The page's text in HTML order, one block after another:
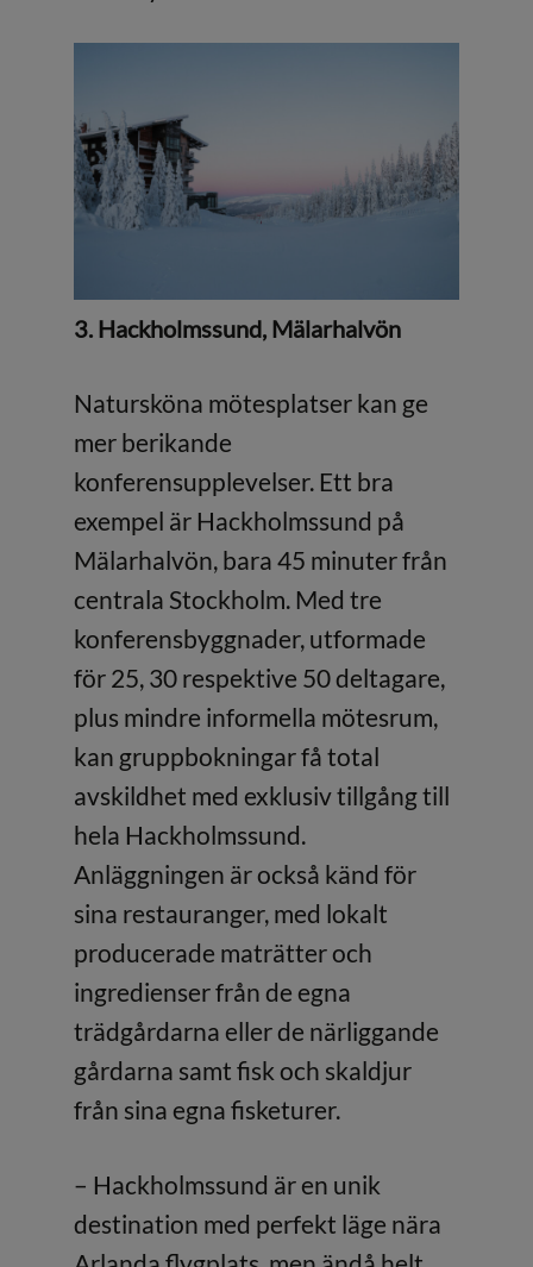
3. Hackholmssund, Mälarhalvön
Natursköna mötesplatser kan ge
mer berikande
konferensupplevelser. Ett bra
exempel är Hackholmssund på
Mälarhalvön, bara 45 minuter från
centrala Stockholm. Med tre
konferensbyggnader, utformade
för 25, 30 respektive 50 deltagare,
plus mindre informella mötesrum,
kan gruppbokningar få total
avskildhet med exklusiv tillgång till
hela Hackholmssund.
Anläggningen är också känd för
sina restauranger, med lokalt
producerade maträtter och
ingredienser från de egna
trädgårdarna eller de närliggande
gårdarna samt fisk och skaldjur
från sina egna fisketurer.
– Hackholmssund är en unik
destination med perfekt läge nära